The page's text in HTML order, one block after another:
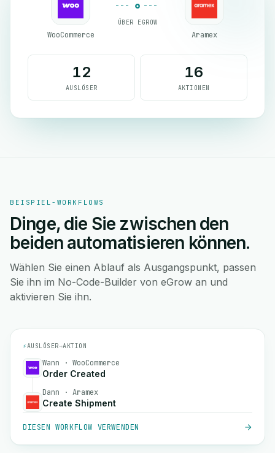
WooCommerce
ÜBER EGROW
Aramex
12
AUSLÖSER
16
AKTIONEN
BEISPIEL-WORKFLOWS
Dinge, die Sie zwischen den
beiden automatisieren können.
Wählen Sie einen Ablauf als Ausgangspunkt, passen
Sie ihn im No-Code-Builder von eGrow an und
aktivieren Sie ihn.
⚡AUSLÖSER→AKTION
Wann · WooCommerce
Order Created
Dann · Aramex
Create Shipment
DIESEN WORKFLOW VERWENDEN